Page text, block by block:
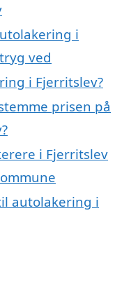
i
ved
i Fjerritslev?
prisen på
i Fjerritslev
autolakering i